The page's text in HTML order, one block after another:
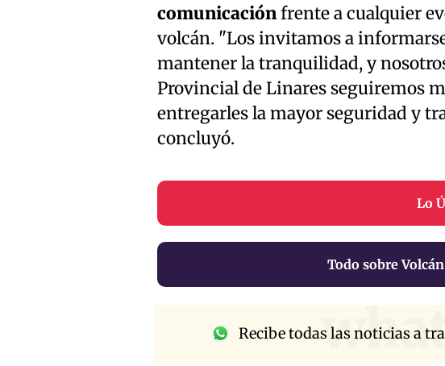
comunicaciónfrente a cualquier
volcán. "Los invitamos a
mantener la tranquilidad, y
Provincial de Linares seguiremos
entregarles la mayor seguridad y
concluyó.
Lo
Todo sobre
Recibe todas las noticias a